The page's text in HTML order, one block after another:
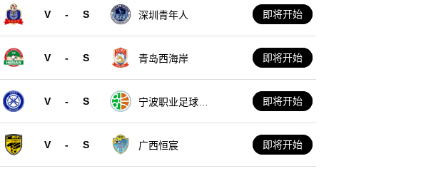
V - S 深圳青年人 即将开始
V - S 青岛西海岸 即将开始
V - S
宁波职业足球俱
即将开始
V - S 广西恒宸 即将开始